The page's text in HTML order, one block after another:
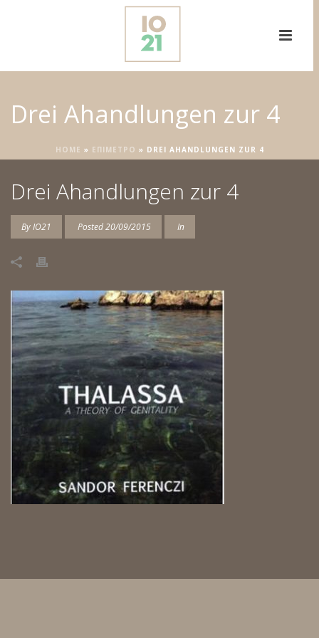
Drei Ahandlungen zur 4
HOME » ΕΠΙΜΕΤΡΟ » DREI AHANDLUNGEN ZUR 4
Drei Ahandlungen zur 4
ByIO21 Posted20/09/2015 In